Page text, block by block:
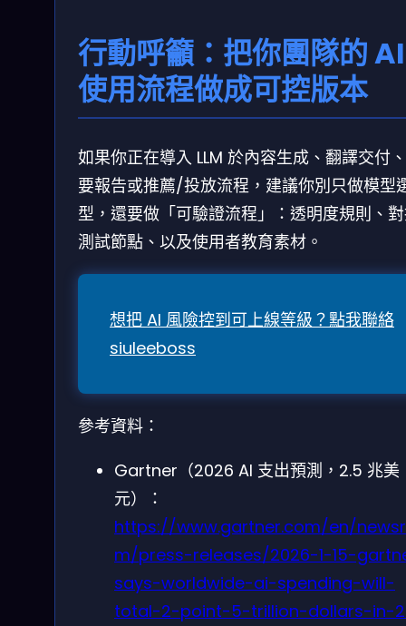
行動呼籲：把你團隊的 AI
使用流程做成可控版本
如果你正在導入 LLM 於內容生成、翻譯交付
要報告或推薦/投放流程，建議你別只做模型
型，還要做「可驗證流程」：透明度規則、
測試節點、以及使用者教育素材。
想把 AI 風險控到可上線等級？點我聯絡
siuleeboss
參考資料：
Gartner（2026 AI 支出預測，2.5 兆美
元）：
https://www.gartner.com/en/
m/press-releases/2026-1-15-
says-worldwide-ai-spending-will-
total-2-point-5-trillion-dollars-in-